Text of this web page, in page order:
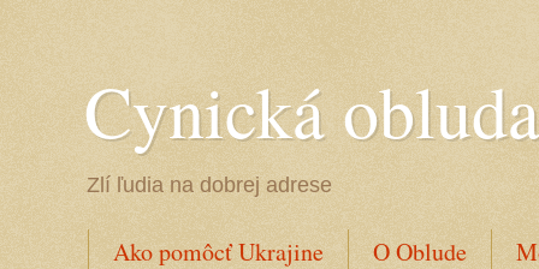
Cynická obluda
Zlí ľudia na dobrej adrese
Ako pomôcť Ukrajine O Oblude